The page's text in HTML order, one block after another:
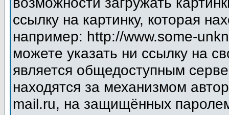
ссылку на картинку, которая
например: http://www.some-
можете указать ни ссылку на
является общедоступным
находятся за механизмом
mail.ru, на защищённых